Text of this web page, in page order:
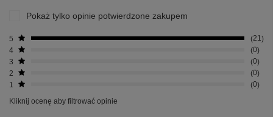
Pokaż tylko opinie potwierdzone zakupem
5
21
4
0
3
0
2
0
1
0
Kliknij ocenę aby filtrować opinie